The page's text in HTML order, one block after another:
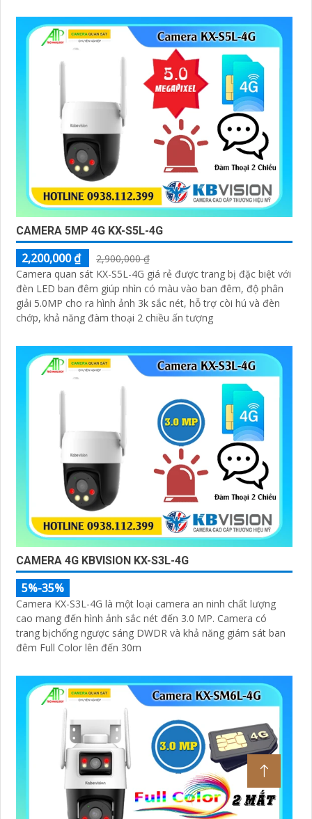
CAMERA 5MP 4G KX-S5L-4G
2,200,000 ₫
2,900,000 ₫
Camera quan sát KX-S5L-4G giá rẻ được trang bị đặc biệt với
đèn LED ban đêm giúp nhìn có màu vào ban đêm, độ phân
giải 5.0MP cho ra hình ảnh 3k sắc nét, hỗ trợ còi hú và đèn
chớp, khả năng đàm thoại 2 chiều ấn tượng
CAMERA 4G KBVISION KX-S3L-4G
5%-35%
Camera KX-S3L-4G là một loại camera an ninh chất lượng
cao mang đến hình ảnh sắc nét đến 3.0 MP. Camera có
trang bịchống ngược sáng DWDR và khả năng giám sát ban
đêm Full Color lên đến 30m